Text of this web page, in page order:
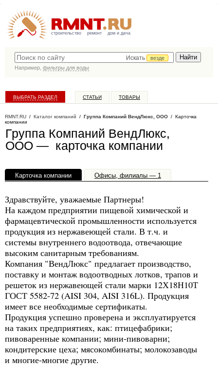
строительство ремонт дом и дача
Искать
везде
Например, фильтры для воды
ВЫБРАТЬ РАЗДЕЛ СТАТЬИ ТОВАРЫ
RMNT.RU / Каталог компаний / Группа Компаний ВендЛюкс, ООО / Карточка
компании
Группа Компаний ВендЛюкс,
ООО — карточка компании
Карточка компании Офисы, филиалы — 1
Здравствуйте, уважаемые Партнеры!
На каждом предприятии пищевой химической и
фармацевтической промышленности используется
продукция из нержавеющей стали. В т.ч. и
системы внутреннего водоотвода, отвечающие
высоким санитарным требованиям.
Компания "ВендЛюкс" предлагает производство,
поставку и монтаж водоотводных лотков, трапов и
решеток из нержавеющей стали марки 12Х18Н10Т
ГОСТ 5582-72 (AISI 304, AISI 316L). Продукция
имеет все необходимые сертификаты.
Продукция успешно проверена и эксплуатируется
на таких предприятиях, как: птицефабрики;
пивоваренные компании; мини-пивоварни;
кондитерские цеха; мясокомбинаты; молокозаводы
и многие-многие другие.